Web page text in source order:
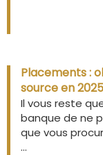
Placements :
source en 2025
Il vous reste
banque de ne
que vous
...